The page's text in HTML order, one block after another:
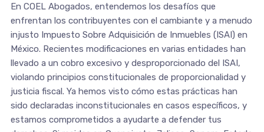
En COEL Abogados, entendemos los desafíos que
enfrentan los contribuyentes con el cambiante y a menudo
injusto Impuesto Sobre Adquisición de Inmuebles (ISAI) en
México. Recientes modificaciones en varias entidades han
llevado a un cobro excesivo y desproporcionado del ISAI,
violando principios constitucionales de proporcionalidad y
justicia fiscal. Ya hemos visto cómo estas prácticas han
sido declaradas inconstitucionales en casos específicos, y
estamos comprometidos a ayudarte a defender tus